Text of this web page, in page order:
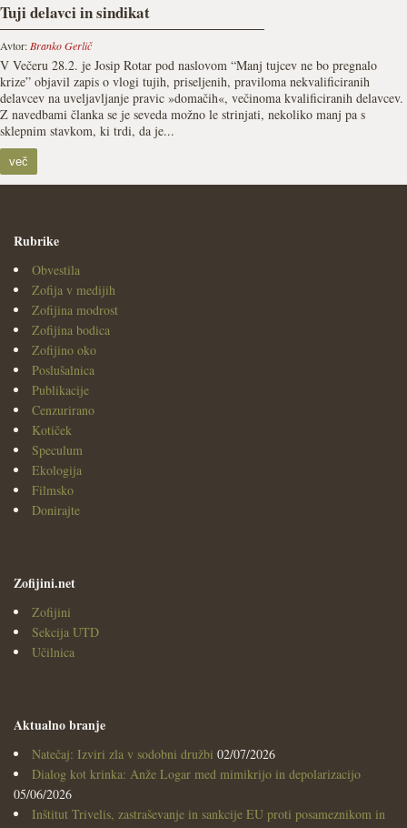
Tuji delavci in sindikat
Avtor: Branko Gerlič
V Večeru 28.2. je Josip Rotar pod naslovom “Manj tujcev ne bo pregnalo
krize” objavil zapis o vlogi tujih, priseljenih, praviloma nekvalificiranih
delavcev na uveljavljanje pravic »domačih«, večinoma kvalificiranih delavcev.
Z navedbami članka se je seveda možno le strinjati, nekoliko manj pa s
sklepnim stavkom, ki trdi, da je...
več
Rubrike
Obvestila
Zofija v medijih
Zofijina modrost
Zofijina bodica
Zofijino oko
Poslušalnica
Publikacije
Cenzurirano
Kotiček
Speculum
Ekologija
Filmsko
Donirajte
Zofijini.net
Zofijini
Sekcija UTD
Učilnica
Aktualno branje
Natečaj: Izviri zla v sodobni družbi 02/07/2026
Dialog kot krinka: Anže Logar med mimikrijo in depolarizacijo
05/06/2026
Inštitut Trivelis, zastraševanje in sankcije EU proti posameznikom in